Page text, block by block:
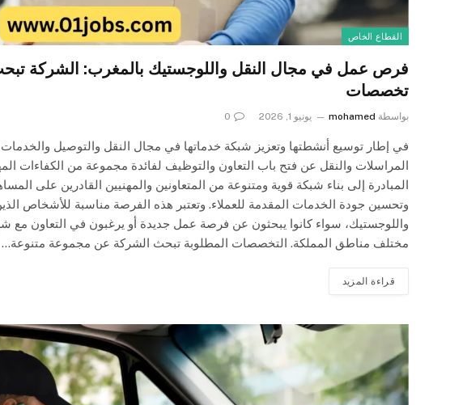
القطاع الخاص
فرص عمل في مجال النقل واللوجستيك بالمغرب: الشركة
تخصصات
بواسطة mohamed يونيو 1, 2026 0
في إطار توسيع أنشطتها وتعزيز شبكة خدماتها في مجال النقل والتوصيل
المراسلات والنقل عن فتح باب التعاون والتوظيف لفائدة مجموعة من الكفاءات
المبادرة إلى بناء شبكة قوية ومتنوعة من المتعاونين والمهنيين القادرين على
وتحسين جودة الخدمات المقدمة للعملاء. وتعتبر هذه الفرصة مناسبة للأشخاص
واللوجستيك، سواء كانوا يبحثون عن فرصة عمل جديدة أو يرغبون في التعاون
مختلف مناطق المملكة. التخصصات المطلوبة تبحث الشركة عن مجموعة متنوعة…
قراءة المزيد